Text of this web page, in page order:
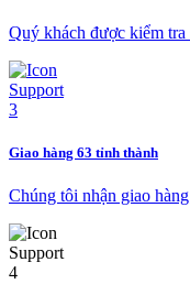
Quý khách được kiểm
Giao hàng 63 tỉnh thành
Chúng tôi nhận giao